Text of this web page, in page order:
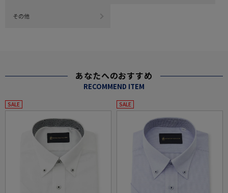
その他
あなたへのおすすめ
RECOMMEND ITEM
SALE SALE